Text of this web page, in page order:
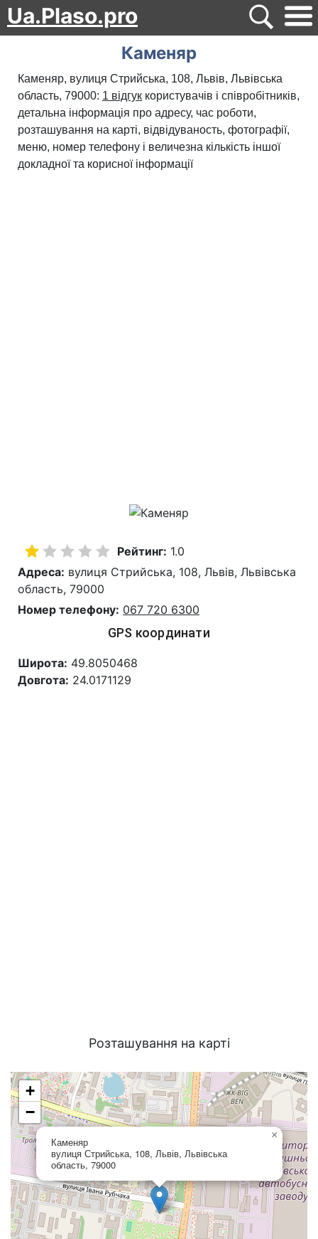
Ua.Plaso.pro
Каменяр
Каменяр, вулиця Стрийська, 108, Львів, Львівська
область, 79000: 1 відгук користувачів і співробітників,
детальна інформація про адресу, час роботи,
розташування на карті, відвідуваность, фотографії,
меню, номер телефону і величезна кількість іншої
докладної та корисної інформації
Рейтинг: 1.0
Адреса: вулиця Стрийська, 108, Львів, Львівська
область, 79000
Номер телефону: 067 720 6300
GPS координати
Широта: 49.8050468
Довгота: 24.0171129
Розташування на карті
Каменяр
вулиця Стрийська, 108, Львів, Львівська
область, 79000
×
+
−